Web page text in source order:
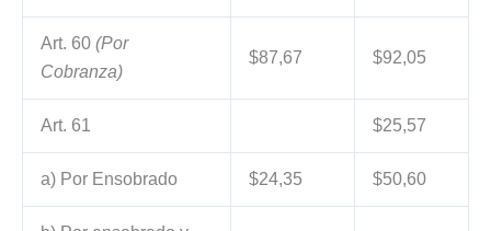
Art. 60 (Por
Cobranza)
$87,67 $92,05
Art. 61 $25,57
a) Por Ensobrado $24,35 $50,60